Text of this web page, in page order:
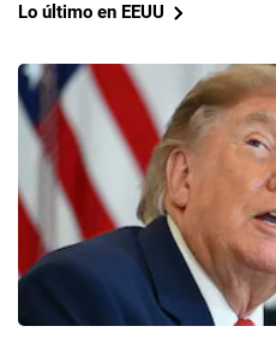
Lo último en EEUU